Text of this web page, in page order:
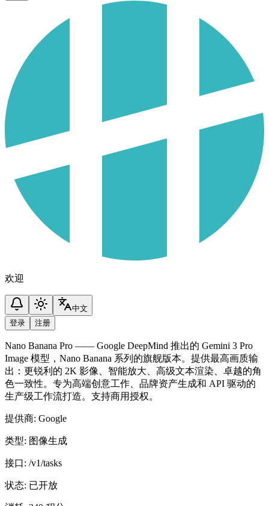
欢迎
中文
登录
注册
Nano Banana Pro —— Google DeepMind 推出的 Gemini 3 Pro
Image 模型，Nano Banana 系列的旗舰版本。提供最高画质输
出：更锐利的 2K 影像、智能放大、高级文本渲染、卓越的角
色一致性。专为高端创意工作、品牌资产生成和 API 驱动的
生产级工作流打造。支持商用授权。
提供商: Google
类型: 图像生成
接口: /v1/tasks
状态: 已开放